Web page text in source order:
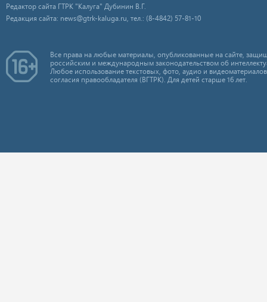
Редактор сайта ГТРК "Калуга" Дубинин В.Г.
Редакция сайта: news@gtrk-kaluga.ru, тел.: (8-4842) 57-81-10
Все права на любые материалы, опубликованные на сайте,
российским и международным законодательством об
Любое использование текстовых, фото, аудио и
согласия правообладателя (ВГТРК). Для детей старше 16 лет.